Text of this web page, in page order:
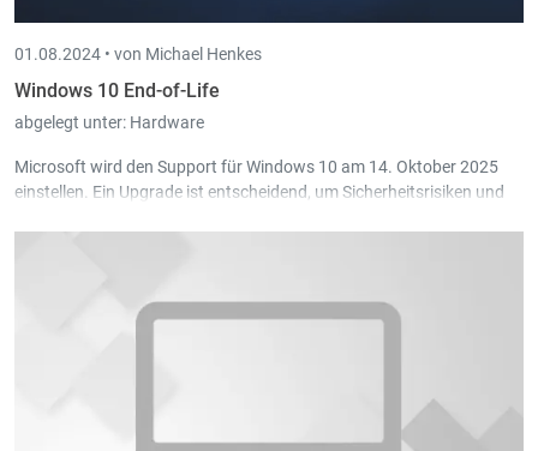
01.08.2024 • von Michael Henkes
Windows 10 End-of-Life
abgelegt unter: Hardware
Microsoft wird den Support für Windows 10 am 14. Oktober 2025
einstellen. Ein Upgrade ist entscheidend, um Sicherheitsrisiken und